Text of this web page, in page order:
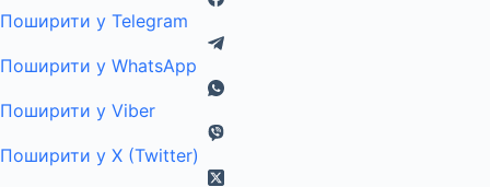
Поширити у Telegram
Поширити у WhatsApp
Поширити у Viber
Поширити у X (Twitter)